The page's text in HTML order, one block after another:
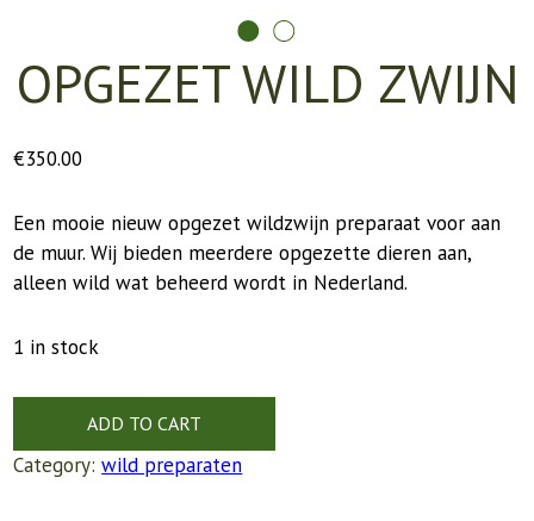
OPGEZET WILD ZWIJN
€350.00
Een mooie nieuw opgezet wildzwijn preparaat voor aan
de muur. Wij bieden meerdere opgezette dieren aan,
alleen wild wat beheerd wordt in Nederland.
1 in stock
ADD TO CART
Category:wild preparaten